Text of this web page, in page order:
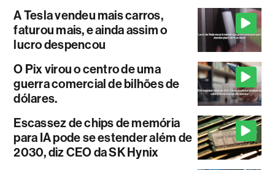
A Tesla vendeu mais carros,
faturou mais, e ainda assim o
lucro despencou
O Pix virou o centro de uma
guerra comercial de bilhões de
dólares.
Escassez de chips de memória
para IA pode se estender além de
2030, diz CEO da SK Hynix